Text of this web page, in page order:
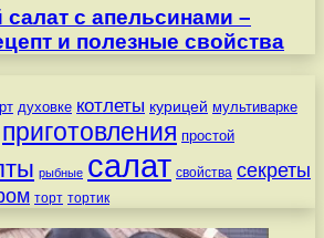
с апельсинами –
и полезные свойства
духовке котлеты курицей мультиварке
приготовления простой
рыбные салат свойства секреты
торт тортик